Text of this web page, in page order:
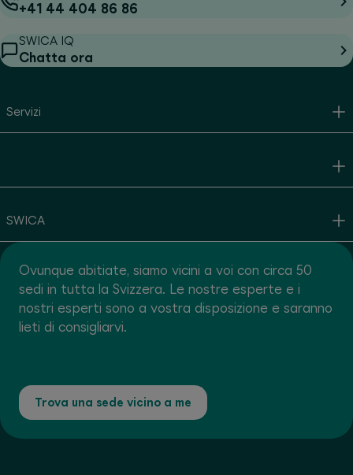
+41 44 404 86 86
SWICA IQ
Chatta ora
Servizi
SWICA
Ovunque abitiate, siamo vicini a voi con circa 50
sedi in tutta la Svizzera. Le nostre esperte e i
nostri esperti sono a vostra disposizione e saranno
lieti di consigliarvi.
Trova una sede vicino a me